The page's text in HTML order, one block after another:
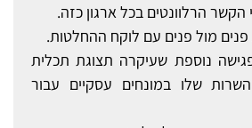
הרלוונטים בכל ארגון כזה.
מול פנים עם לוקח ההחלטות.
נוספת שעיקרה תצוגת תכלית
שלו במונחים עסקיים עבור